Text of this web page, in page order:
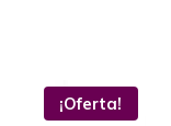
¡Oferta!